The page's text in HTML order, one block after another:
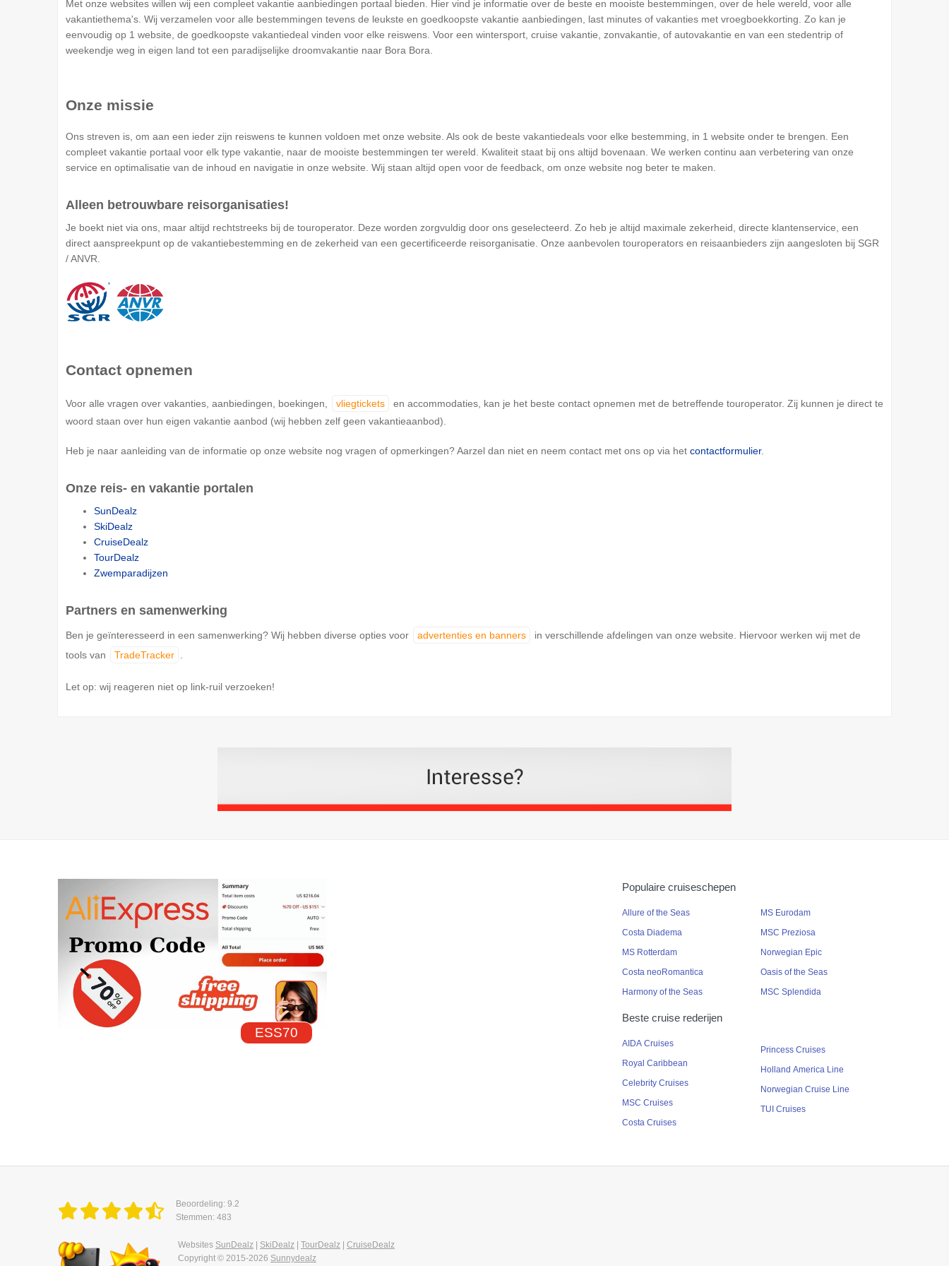
Met onze websites willen wij een compleet vakantie aanbiedingen portaal bieden. Hier vind je informatie over de beste en mooiste bestemmingen, over de hele wereld, voor alle
vakantiethema's. Wij verzamelen voor alle bestemmingen tevens de leukste en goedkoopste vakantie aanbiedingen, last minutes of vakanties met vroegboekkorting. Zo kan je
eenvoudig op 1 website, de goedkoopste vakantiedeal vinden voor elke reiswens. Voor een wintersport, cruise vakantie, zonvakantie, of autovakantie en van een stedentrip of
weekendje weg in eigen land tot een paradijselijke droomvakantie naar Bora Bora.
Onze missie
Ons streven is, om aan een ieder zijn reiswens te kunnen voldoen met onze website. Als ook de beste vakantiedeals voor elke bestemming, in 1 website onder te brengen. Een
compleet vakantie portaal voor elk type vakantie, naar de mooiste bestemmingen ter wereld. Kwaliteit staat bij ons altijd bovenaan. We werken continu aan verbetering van onze
service en optimalisatie van de inhoud en navigatie in onze website. Wij staan altijd open voor de feedback, om onze website nog beter te maken.
Alleen betrouwbare reisorganisaties!
Je boekt niet via ons, maar altijd rechtstreeks bij de touroperator. Deze worden zorgvuldig door ons geselecteerd. Zo heb je altijd maximale zekerheid, directe klantenservice, een
direct aanspreekpunt op de vakantiebestemming en de zekerheid van een gecertificeerde reisorganisatie. Onze aanbevolen touroperators en reisaanbieders zijn aangesloten bij SGR
/ ANVR.
Contact opnemen
Voor alle vragen over vakanties, aanbiedingen, boekingen, vliegtickets
en accommodaties, kan je het beste contact opnemen met de betreffende touroperator. Zij kunnen je direct te
woord staan over hun eigen vakantie aanbod (wij hebben zelf geen vakantieaanbod).
Heb je naar aanleiding van de informatie op onze website nog vragen of opmerkingen? Aarzel dan niet en neem contact met ons op via het contactformulier.
Onze reis- en vakantie portalen
SunDealz
SkiDealz
CruiseDealz
TourDealz
Zwemparadijzen
Partners en samenwerking
Ben je geïnteresseerd in een samenwerking? Wij hebben diverse opties voor advertenties en banners
in verschillende afdelingen van onze website. Hiervoor werken wij met de
tools van
TradeTracker
Let op: wij reageren niet op link-ruil verzoeken!
ESS70
Populaire cruiseschepen
Allure of the Seas
Costa Diadema
MS Rotterdam
Costa neoRomantica
Harmony of the Seas
MS Eurodam
MSC Preziosa
Norwegian Epic
Oasis of the Seas
MSC Splendida
Beste cruise rederijen
AIDA Cruises
Royal Caribbean
Celebrity Cruises
MSC Cruises
Costa Cruises
Princess Cruises
Holland America Line
Norwegian Cruise Line
TUI Cruises
Beoordeling: 9.2
Stemmen: 483
Websites SunDealz SkiDealz TourDealz
CruiseDealz
Copyright © 2015-2026 Sunnydealz